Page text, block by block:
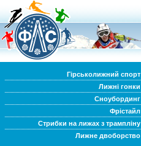
Гірськолижний спорт
Лижні гонки
Сноубординг
Фрістайл
Стрибки на лижах з трампліну
Лижне двоборство